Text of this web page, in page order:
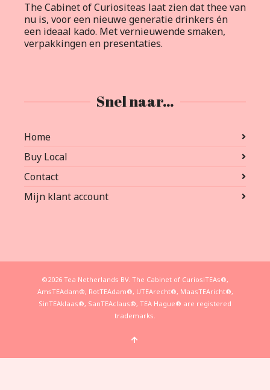
The Cabinet of Curiositeas laat zien dat thee van
nu is, voor een nieuwe generatie drinkers én
een ideaal kado. Met vernieuwende smaken,
verpakkingen en presentaties.
Snel naar…
Home
Buy Local
Contact
Mijn klant account
©2026 Tea Netherlands BV. The Cabinet of CuriosiTEAs®,
AmsTEAdam®, RotTEAdam®, UTEArecht®, MaasTEAricht®,
SinTEAklaas®, SanTEAclaus®, TEA Hague® are registered
trademarks.